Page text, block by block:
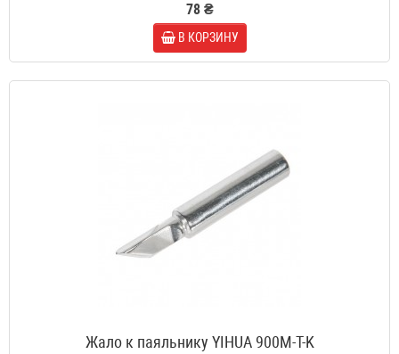
78 ₴
В КОРЗИНУ
Жало к паяльнику YIHUA 900M-T-K